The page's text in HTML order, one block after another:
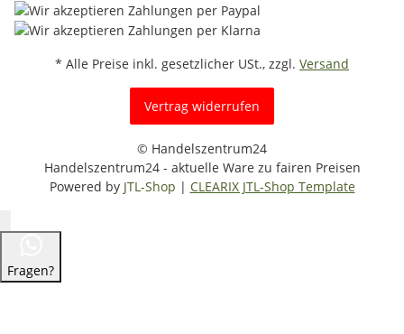
* Alle Preise inkl. gesetzlicher USt., zzgl. Versand
Vertrag widerrufen
© Handelszentrum24
Handelszentrum24 - aktuelle Ware zu fairen Preisen
Powered by JTL-Shop | CLEARIX JTL-Shop Template
Fragen?